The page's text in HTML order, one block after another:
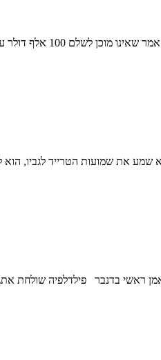
עדכונים ו-81 יום
דניאל גאפורד אמר שהוא שמע את
דייב ייגר מונה לעוזר מאמן ראשי בדנבר